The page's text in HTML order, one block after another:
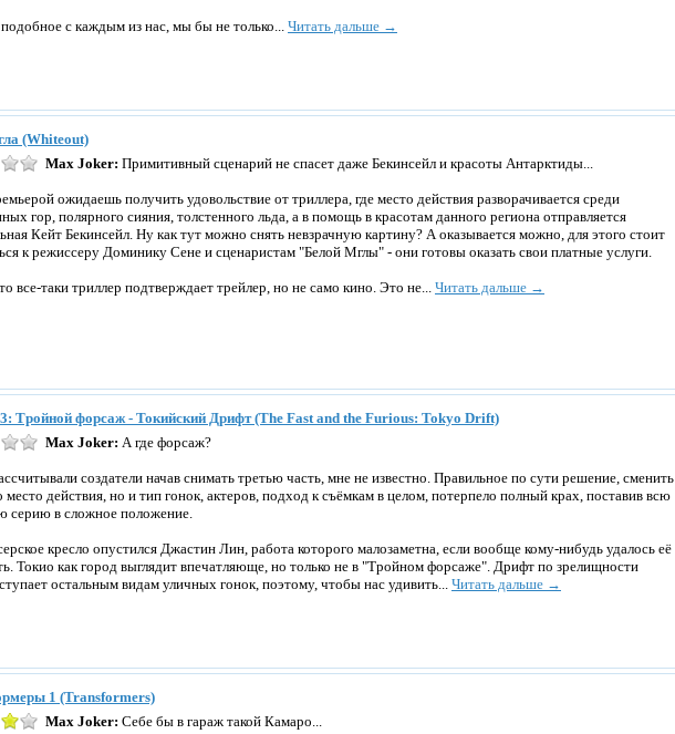
с каждым из нас, мы бы не только... Читать дальше →
(Whiteout)
Max Joker: Примитивный сценарий не спасет даже Бекинсейл и красоты Антарктиды...
ожидаешь получить удовольствие от триллера, где место действия разворачивается среди
гор, полярного сияния, толстенного льда, а в помощь в красотам данного региона отправляется
Кейт Бекинсейл. Ну как тут можно снять невзрачную картину? А оказывается можно, для этого стоит
к режиссеру Доминику Сене и сценаристам "Белой Мглы" - они готовы оказать свои платные услуги.
все-таки триллер подтверждает трейлер, но не само кино. Это не... Читать дальше →
Тройной форсаж - Токийский Дрифт (The Fast and the Furious: Tokyo Drift)
Max Joker: А где форсаж?
создатели начав снимать третью часть, мне не известно. Правильное по сути решение, сменить
место действия, но и тип гонок, актеров, подход к съёмкам в целом, потерпело полный крах, поставив всю
серию в сложное положение.
кресло опустился Джастин Лин, работа которого малозаметна, если вообще кому-нибудь удалось её
Токио как город выглядит впечатляюще, но только не в "Тройном форсаже". Дрифт по зрелищности
остальным видам уличных гонок, поэтому, чтобы нас удивить... Читать дальше →
1 (Transformers)
Max Joker: Себе бы в гараж такой Камаро...